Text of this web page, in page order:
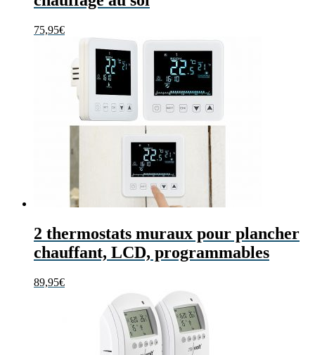
75,95€
2 thermostats muraux pour plancher
chauffant, LCD, programmables
89,95€